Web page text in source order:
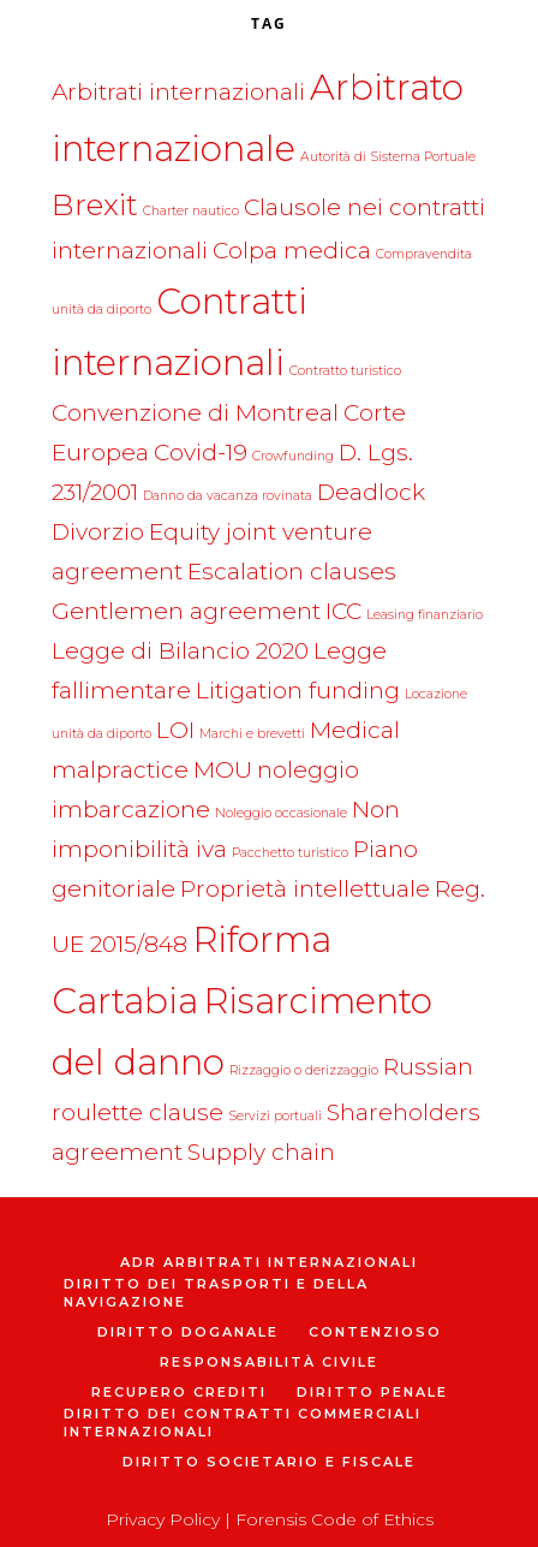
TAG
Arbitrati internazionali Arbitrato
internazionale Autorità di Sistema Portuale
Brexit Charter nautico Clausole nei contratti
internazionali Colpa medica Compravendita
unità da diporto Contratti
internazionali Contratto turistico
Convenzione di Montreal Corte
Europea Covid-19 Crowfunding D. Lgs.
231/2001 Danno da vacanza rovinata Deadlock
Divorzio Equity joint venture
agreement Escalation clauses
Gentlemen agreement ICC Leasing finanziario
Legge di Bilancio 2020 Legge
fallimentare Litigation funding Locazione
unità da diporto LOI Marchi e brevetti Medical
malpractice MOU noleggio
imbarcazione Noleggio occasionale Non
imponibilità iva Pacchetto turistico Piano
genitoriale Proprietà intellettuale Reg.
UE 2015/848 Riforma
Cartabia Risarcimento
del danno Rizzaggio o derizzaggio Russian
roulette clause Servizi portuali Shareholders
agreementSupply chain
ADR ARBITRATI INTERNAZIONALI
DIRITTO DEI TRASPORTI E DELLA
NAVIGAZIONE
DIRITTO DOGANALE
CONTENZIOSO
RESPONSABILITÀ CIVILE
RECUPERO CREDITI
DIRITTO PENALE
DIRITTO DEI CONTRATTI COMMERCIALI
INTERNAZIONALI
DIRITTO SOCIETARIO E FISCALE
Privacy Policy| Forensis Code of Ethics